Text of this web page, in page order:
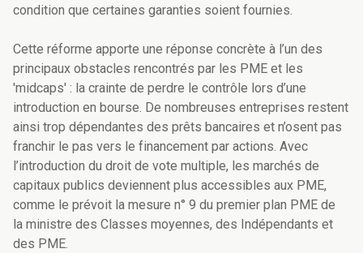
condition que certaines garanties soient fournies.
Cette réforme apporte une réponse concrète à l’un des
principaux obstacles rencontrés par les PME et les
'midcaps' : la crainte de perdre le contrôle lors d’une
introduction en bourse. De nombreuses entreprises restent
ainsi trop dépendantes des prêts bancaires et n’osent pas
franchir le pas vers le financement par actions. Avec
l’introduction du droit de vote multiple, les marchés de
capitaux publics deviennent plus accessibles aux PME,
comme le prévoit la mesure n° 9 du premier plan PME de
la ministre des Classes moyennes, des Indépendants et
des PME.